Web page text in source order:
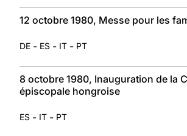
12 octobre 1980, Messe pour les
DE - ES - IT - PT
8 octobre 1980, Inauguration de la
épiscopale hongroise
ES - IT - PT